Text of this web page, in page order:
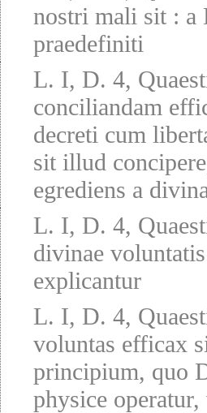
nostri mali sit : a
praedefiniti
L. I, D. 4,
conciliandam
decreti cum
sit illud
egrediens a
L. I, D. 4,
divinae
explicantur
L. I, D. 4,
voluntas efficax
principium, quo
physice operatur,